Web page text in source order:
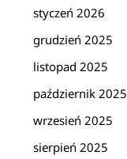
styczeń 2026
grudzień 2025
listopad 2025
październik 2025
wrzesień 2025
sierpień 2025